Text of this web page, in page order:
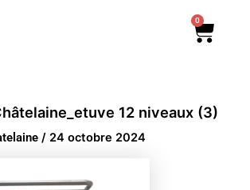
0
12 niveaux (3)
/ 24 octobre 2024